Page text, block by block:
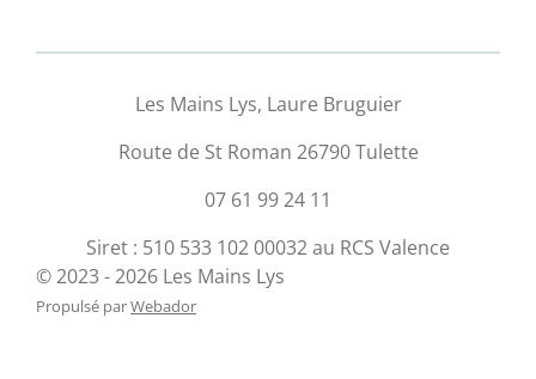
e
e
e
e
Les Mains Lys, Laure Bruguier
Route de St Roman 26790 Tulette
07 61 99 24 11
Siret : 510 533 102 00032 au RCS Valence
© 2023 - 2026 Les Mains Lys
Propulsé parWebador